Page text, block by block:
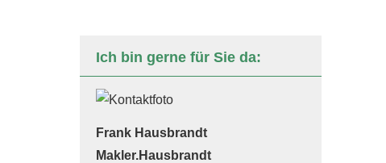
Ich bin gerne für Sie da:
Frank Hausbrandt
Makler.Hausbrandt